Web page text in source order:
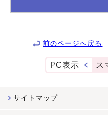
前のページへ戻る
PC表示 ス
サイトマップ